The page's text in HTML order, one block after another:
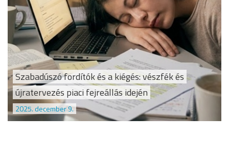
Szabadúszó fordítók és a kiégés: vészfék és
újratervezés piaci fejreállás idején
2025. december 9.